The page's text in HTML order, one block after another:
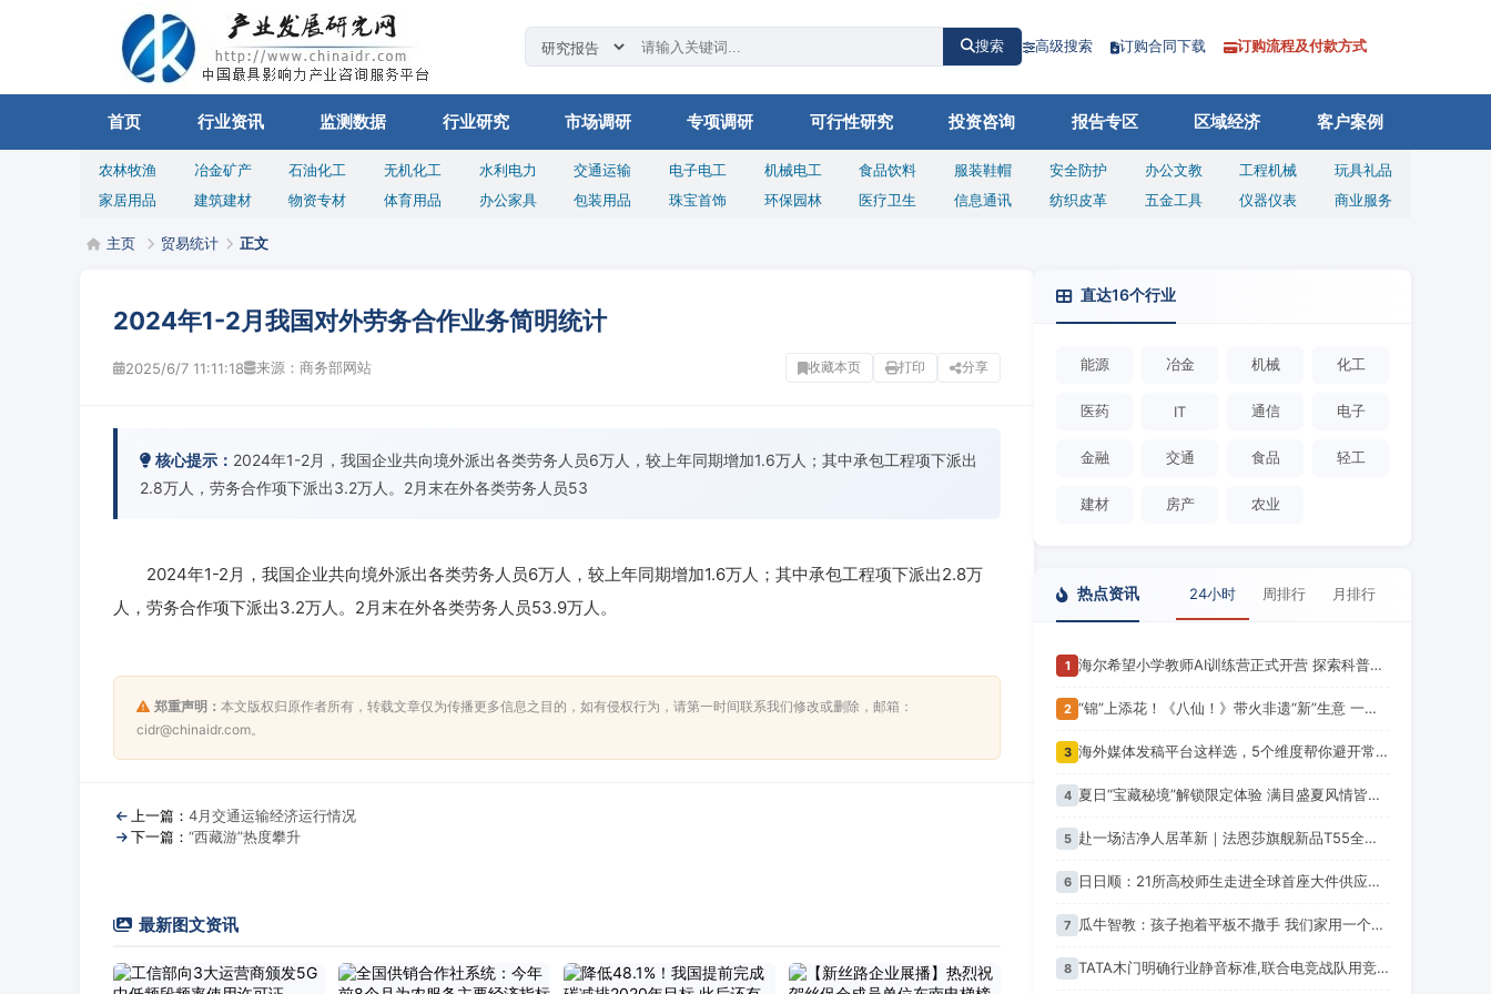
搜索 高级搜索 订购合同下载 订购流程及付款方式
首页 行业资讯 监测数据 行业研究 市场调研 专项调研 可行性研究 投资咨询 报告专区 区域经济 客户案例
农林牧渔 冶金矿产 石油化工 无机化工 水利电力 交通运输 电子电工 机械电工 食品饮料 服装鞋帽 安全防护 办公文教 工程机械
玩具礼品
家居用品
建筑建材 物资专材 体育用品 办公家具 包装用品 珠宝首饰 环保园林 医疗卫生 信息通讯 纺织皮革 五金工具 仪器仪表 商业服务
主页 贸易统计 正文
2024年1-2月我国对外劳务合作业务简明统计
2025/6/7 11:11:18 来源：商务部网站 收藏本页 打印 分享
核心提示： 2024年1-2月，我国企业共向境外派出各类劳务人员6万人，较上年同期增加1.6万人；其中承包工程项下派出
2.8万人，劳务合作项下派出3.2万人。2月末在外各类劳务人员53
2024年1-2月，我国企业共向境外派出各类劳务人员6万人，较上年同期增加1.6万人；其中承包工程项下派出2.8万
人，劳务合作项下派出3.2万人。2月末在外各类劳务人员53.9万人。
郑重声明： 本文版权归原作者所有，转载文章仅为传播更多信息之目的，如有侵权行为，请第一时间联系我们修改或删除，邮箱：
cidr@chinaidr.com。
上一篇： 4月交通运输经济运行情况
下一篇： “西藏游”热度攀升
最新图文资讯
直达16个行业
能源 冶金 机械 化工
医药 IT 通信 电子
金融 交通 食品 轻工
建材 房产 农业
热点资讯 24小时 周排行 月排行
1 海尔希望小学教师AI训练营正式开营 探索科普教育公益新模式
2 “锦”上添花！《八仙！》带火非遗“新”生意 一张票根解锁“神仙”之旅
3 海外媒体发稿平台这样选，5个维度帮你避开常见误区
4 夏日“宝藏秘境”解锁限定体验 满目盛夏风情皆是出游佳选 你心动了吗？
5 赴一场洁净人居革新｜法恩莎旗舰新品T55全能净重磅上市
6 日日顺：21所高校师生走进全球首座大件供应链灯塔
7 瓜牛智教：孩子抱着平板不撒手 我们家用一个办法把屏幕时间“变废为宝”
8 TATA木门明确行业静音标准,联合电竞战队用竞技验证极致安静